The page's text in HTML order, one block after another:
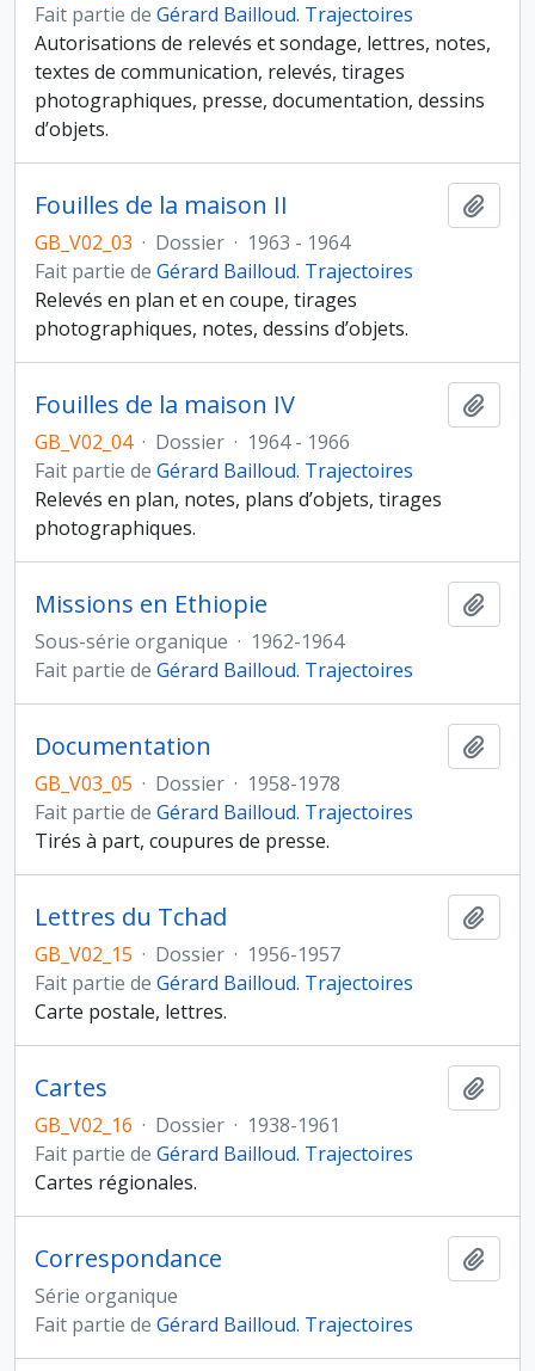
Fait partie de Gérard Bailloud. Trajectoires
Autorisations de relevés et sondage, lettres, notes,
textes de communication, relevés, tirages
photographiques, presse, documentation, dessins
d’objets.
Fouilles de la maison II
GB_V02_03 · Dossier · 1963 - 1964
Fait partie de Gérard Bailloud. Trajectoires
Relevés en plan et en coupe, tirages
photographiques, notes, dessins d’objets.
Fouilles de la maison IV
GB_V02_04 · Dossier · 1964 - 1966
Fait partie de Gérard Bailloud. Trajectoires
Relevés en plan, notes, plans d’objets, tirages
photographiques.
Missions en Ethiopie
Sous-série organique · 1962-1964
Fait partie de Gérard Bailloud. Trajectoires
Documentation
GB_V03_05 · Dossier · 1958-1978
Fait partie de Gérard Bailloud. Trajectoires
Tirés à part, coupures de presse.
Lettres du Tchad
GB_V02_15 · Dossier · 1956-1957
Fait partie de Gérard Bailloud. Trajectoires
Carte postale, lettres.
Cartes
GB_V02_16 · Dossier · 1938-1961
Fait partie de Gérard Bailloud. Trajectoires
Cartes régionales.
Correspondance
Série organique
Fait partie de Gérard Bailloud. Trajectoires